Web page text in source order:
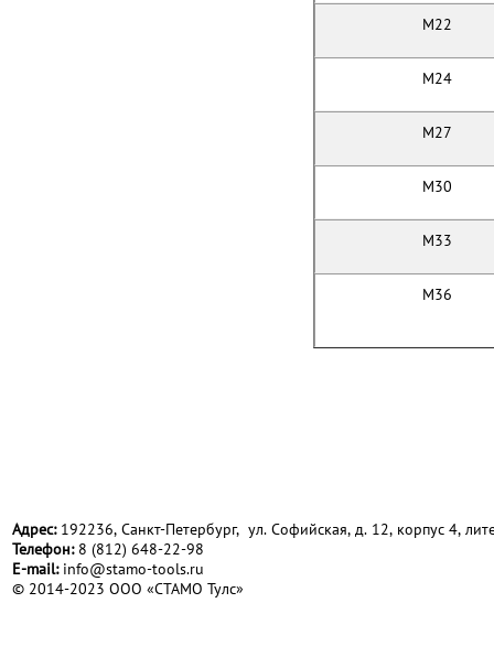
M22
M24
M27
M30
M33
M36
Адрес:192236, Санкт-Петербург, ул. Софийская, д. 12, корпус 4,
Телефон:8 (812) 648-22-98
Е-mail: info@stamo-tools.ru
© 2014-2023 ООО «СТАМО Тулс»